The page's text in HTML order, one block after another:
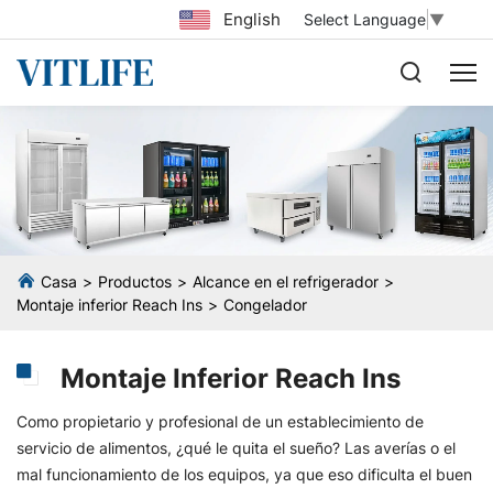
Select Language ▼
English
Casa Productos
Alcance en el refrigerador
Montaje inferior Reach Ins
Congelador
Montaje Inferior Reach Ins
Como propietario y profesional de un establecimiento de
servicio de alimentos, ¿qué le quita el sueño? Las averías o el
mal funcionamiento de los equipos, ya que eso dificulta el buen